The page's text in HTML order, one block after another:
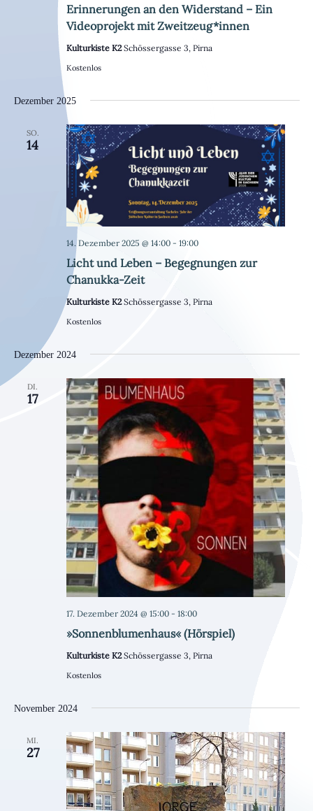
Erinnerungen an den Widerstand – Ein
Videoprojekt mit Zweitzeug*innen
Kulturkiste K2Schössergasse 3, Pirna
Kostenlos
Dezember 2025
SO.
14
Licht und Leben – Begegnungen zur
Chanukka-Zeit
14. Dezember 2025 @ 14:00- 19:00
Kulturkiste K2Schössergasse 3, Pirna
Kostenlos
Dezember 2024
DI.
17
»Sonnenblumenhaus« (Hörspiel)
17. Dezember 2024 @ 15:00- 18:00
Kulturkiste K2Schössergasse 3, Pirna
Kostenlos
November 2024
MI.
27